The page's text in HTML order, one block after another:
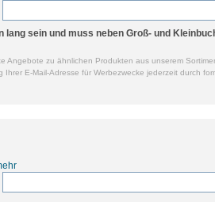
sein und muss neben Groß- und
Angebote zu ähnlichen Produkten aus unserem
E-Mail-Adresse für Werbezwecke jederzeit durch